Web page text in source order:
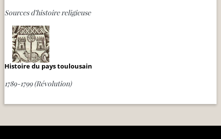
Sources d’histoire religieuse
Histoire du pays toulousain
1789-1799 (Révolution)